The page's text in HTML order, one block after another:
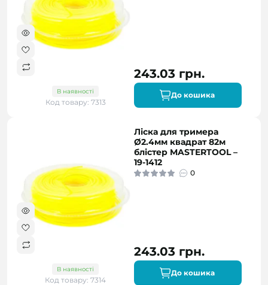
В наявності
Код товару: 7313
243.03 грн.
До кошика
В наявності
Код товару: 7314
Ліска для тримера
Ø2.4мм квадрат 82м
блістер MASTERTOOL –
19-1412
0
243.03 грн.
До кошика